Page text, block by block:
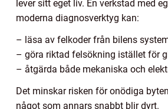
lever sitt eget liv. En verkstad med
moderna diagnosverktyg kan:
– läsa av felkoder från bilens
– göra riktad felsökning istället för
– åtgärda både mekaniska och
Det minskar risken för onödiga
något som annars snabbt blir dyrt.